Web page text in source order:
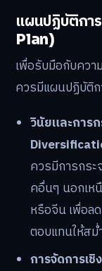
แผนปฏิบัติกา
Plan)
เพื่อรับมือกับควา
ควรมีแผนปฏิบัติ
วินัยและการ
ควรมีการกระ
คอื่นๆ นอกเห
หรือจีน เพื่อล
ตอบแทนให้สม่
การจัดการเ